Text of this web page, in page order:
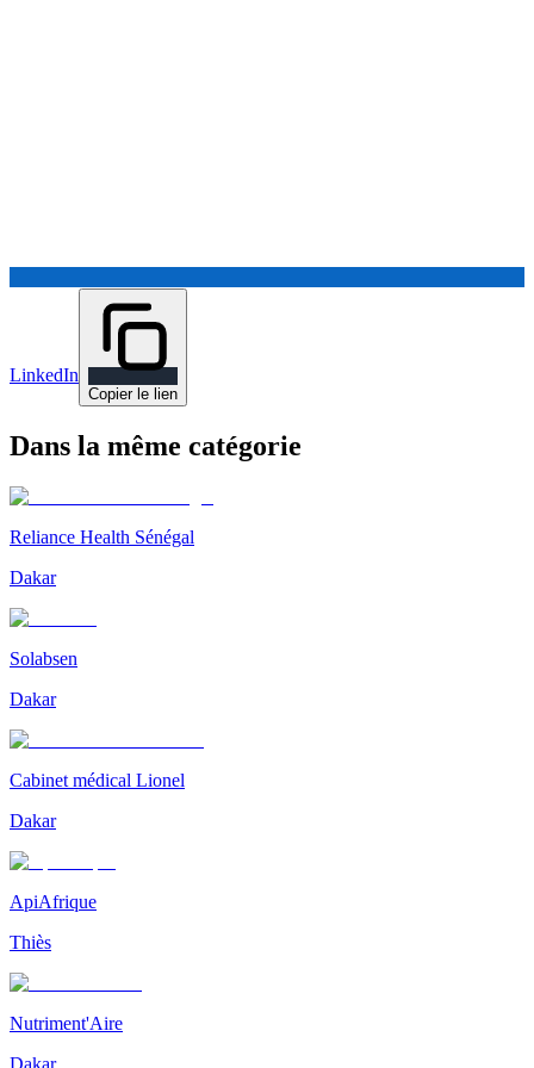
LinkedIn
Copier le lien
Dans la même catégorie
Reliance Health Sénégal
Dakar
Solabsen
Dakar
Cabinet médical Lionel
Dakar
ApiAfrique
Thiès
Nutriment'Aire
Dakar